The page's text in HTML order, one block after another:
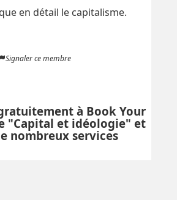
en détail le capitalisme.
Signaler ce membre
à Book Your
"Capital et idéologie" et
nombreux services